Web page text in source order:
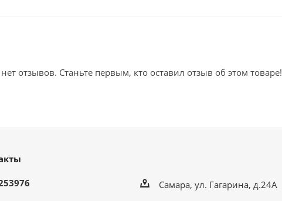
отзывов. Станьте первым, кто оставил отзыв об этом товаре!
Самара, ул. Гагарина, д.24А